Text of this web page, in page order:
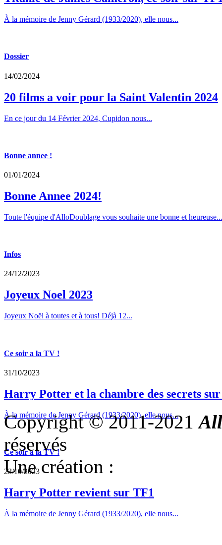
À la mémoire de Jenny Gérard (1933/2020), elle nous...
Dossier
14/02/2024
20 films a voir pour la Saint Valentin 2024
En ce jour du 14 Février 2024, Cupidon nous...
Bonne annee !
01/01/2024
Bonne Annee 2024!
Toute l'équipe d'AlloDoublage vous souhaite une bonne et heureuse...
Infos
24/12/2023
Joyeux Noel 2023
Joyeux Noël à toutes et à tous! Déjà 12...
Ce soir a la TV !
31/10/2023
Harry Potter et la chambre des secrets
À la mémoire de Jenny Gérard (1933/2020), elle nous...
Ce soir a la TV !
23/10/2023
Harry Potter revient sur TF1
À la mémoire de Jenny Gérard (1933/2020), elle nous...
Copyright © 2011-2021
réservés
Une création :